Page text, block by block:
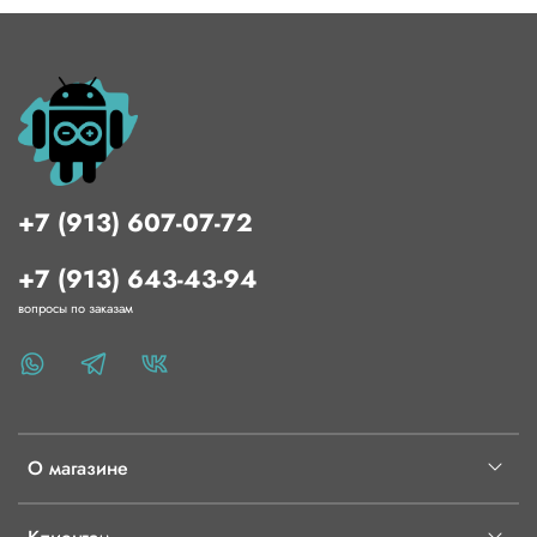
плавления нити: 260-280°CАдгезионный материал
(рекомендации): скотч 3М, клей The3DТемпература стола:
100-110°CМинимальный диаметр сопла: 0,3ммМасса
катушки: 1000гУпаковка: полиэтиленовый пакет с
силикагелем, бумажная коробка
О магазине
+7 (913) 607-07-72
+7 (913) 643-43-94
вопросы по заказам